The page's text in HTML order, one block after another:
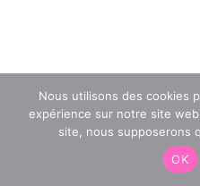
Nous utilisons des cookies
expérience sur notre site
site, nous supposerons
OK